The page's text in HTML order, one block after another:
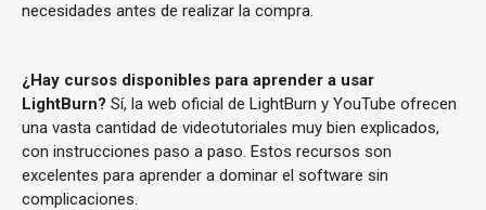
necesidades antes de realizar la compra.
¿Hay cursos disponibles para aprender a usar
LightBurn? Sí, la web oficial de LightBurn y YouTube ofrecen
una vasta cantidad de videotutoriales muy bien explicados,
con instrucciones paso a paso. Estos recursos son
excelentes para aprender a dominar el software sin
complicaciones.